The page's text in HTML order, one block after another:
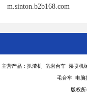
m.sinton.b2b168.com
主营产品：扒渣机 凿岩台车 湿喷
毛台车 电脑
版权